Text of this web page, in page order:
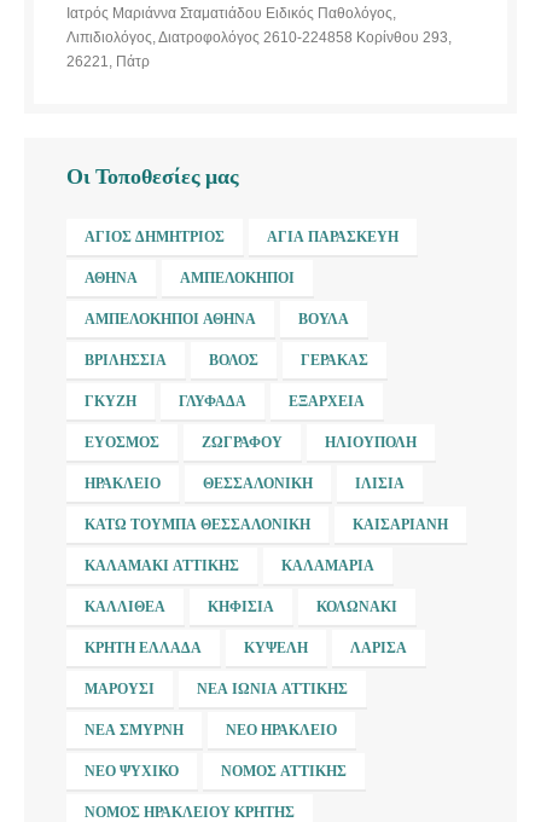
Ιατρός Μαριάννα Σταματιάδου Ειδικός Παθολόγος,
Λιπιδιολόγος, Διατροφολόγος 2610-224858 Κορίνθου 293,
26221, Πάτρ
Οι Τοποθεσίες μας
ΆΓΙΟΣ ΔΗΜΉΤΡΙΟΣ ΑΓΊΑ ΠΑΡΑΣΚΕΥΉ
ΑΘΉΝΑ ΑΜΠΕΛΌΚΗΠΟΙ
ΑΜΠΕΛΌΚΗΠΟΙ ΑΘΉΝΑ ΒΟΎΛΑ
ΒΡΙΛΉΣΣΙΑ ΒΌΛΟΣ ΓΈΡΑΚΑΣ
ΓΚΎΖΗ ΓΛΥΦΆΔΑ ΕΞΆΡΧΕΙΑ
ΕΎΟΣΜΟΣ ΖΩΓΡΆΦΟΥ ΗΛΙΟΎΠΟΛΗ
ΗΡΆΚΛΕΙΟ ΘΕΣΣΑΛΟΝΊΚΗ ΙΛΊΣΙΑ
ΚΆΤΩ ΤΟΎΜΠΑ ΘΕΣΣΑΛΟΝΊΚΗ ΚΑΙΣΑΡΙΑΝΉ
ΚΑΛΑΜΆΚΙ ΑΤΤΙΚΉΣ ΚΑΛΑΜΑΡΙΆ
ΚΑΛΛΙΘΈΑ ΚΗΦΙΣΙΆ ΚΟΛΩΝΆΚΙ
ΚΡΉΤΗ ΕΛΛΆΔΑ ΚΥΨΈΛΗ ΛΆΡΙΣΑ
ΜΑΡΟΎΣΙ ΝΈΑ ΙΩΝΊΑ ΑΤΤΙΚΉΣ
ΝΈΑ ΣΜΎΡΝΗ ΝΈΟ ΗΡΆΚΛΕΙΟ
ΝΈΟ ΨΥΧΙΚΌ ΝΟΜΌΣ ΑΤΤΙΚΉΣ
ΝΟΜΌΣ ΗΡΑΚΛΕΊΟΥ ΚΡΉΤΗΣ